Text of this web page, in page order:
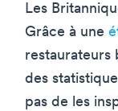
Les
Grâce à une
restaurateurs
des
pas de les